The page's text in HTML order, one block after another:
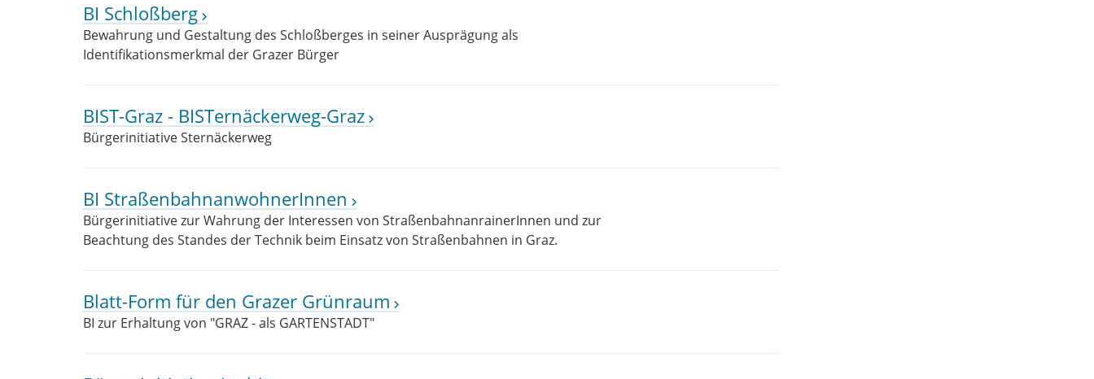
BI Schloßberg
Bewahrung und Gestaltung des Schloßberges in seiner Ausprägung als
Identifikationsmerkmal der Grazer Bürger
BIST-Graz - BISTernäckerweg-Graz
Bürgerinitiative Sternäckerweg
BI StraßenbahnanwohnerInnen
Bürgerinitiative zur Wahrung der Interessen von StraßenbahnanrainerInnen und zur
Beachtung des Standes der Technik beim Einsatz von Straßenbahnen in Graz.
Blatt-Form für den Grazer Grünraum
BI zur Erhaltung von "GRAZ - als GARTENSTADT"